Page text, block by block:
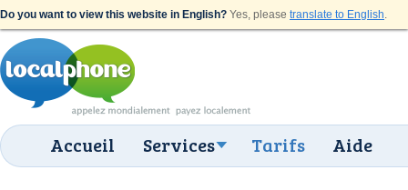
Do you want to view this website in English? Yes, please translate to English.
Accueil Services Tarifs Aide